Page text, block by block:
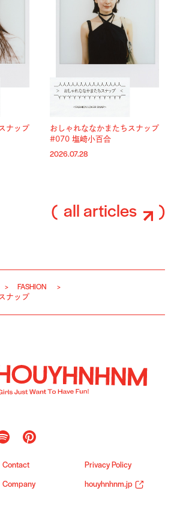
ナップ
おしゃれななかまたちスナップ
#070 塩崎小百合
2026.07.28
all articles
FASHION
ナップ
Contact Privacy Policy
Company houyhnhnm.jp